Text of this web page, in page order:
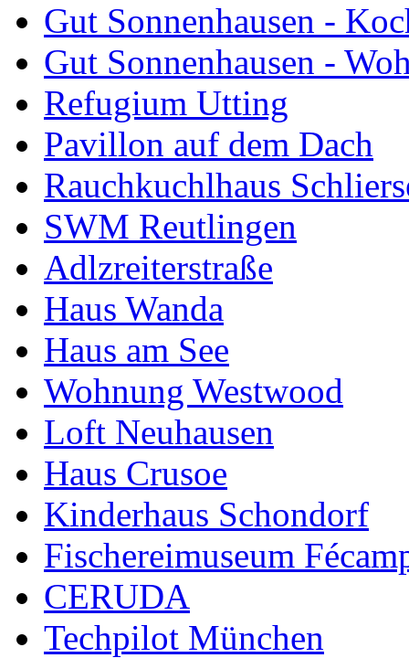
Gut Sonnenhausen -
Gut Sonnenhausen -
Refugium Utting
Pavillon auf dem Dach
Rauchkuchlhaus
SWM Reutlingen
Adlzreiterstraße
Haus Wanda
Haus am See
Wohnung Westwood
Loft Neuhausen
Haus Crusoe
Kinderhaus Schondorf
Fischereimuseum
CERUDA
Techpilot München